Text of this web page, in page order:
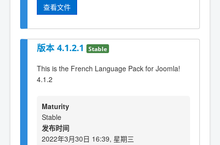
查看文件
版本 4.1.2.1 Stable
This is the French Language Pack for Joomla!
4.1.2
Maturity
Stable
发布时间
2022年3月30日 16:39, 星期三